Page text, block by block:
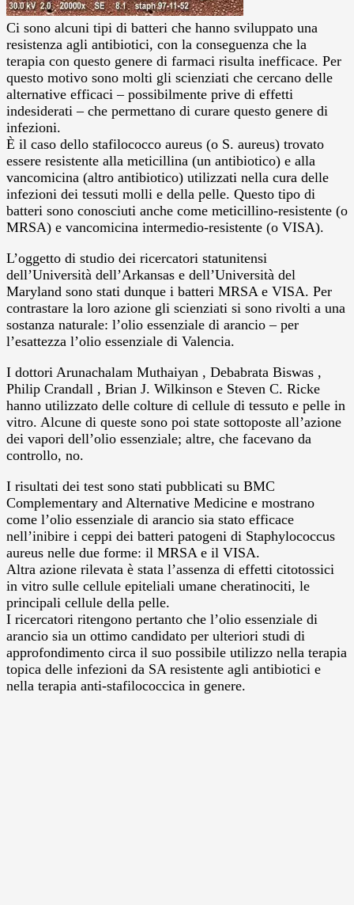
Ci sono alcuni tipi di batteri che hanno sviluppato una
resistenza agli antibiotici, con la conseguenza che la
terapia con questo genere di farmaci risulta inefficace. Per
questo motivo sono molti gli scienziati che cercano delle
alternative efficaci – possibilmente prive di effetti
indesiderati – che permettano di curare questo genere di
infezioni.
È il caso dello stafilococco aureus (o S. aureus) trovato
essere resistente alla meticillina (un antibiotico) e alla
vancomicina (altro antibiotico) utilizzati nella cura delle
infezioni dei tessuti molli e della pelle. Questo tipo di
batteri sono conosciuti anche come meticillino-resistente (o
MRSA) e vancomicina intermedio-resistente (o VISA).
L’oggetto di studio dei ricercatori statunitensi
dell’Università dell’Arkansas e dell’Università del
Maryland sono stati dunque i batteri MRSA e VISA. Per
contrastare la loro azione gli scienziati si sono rivolti a una
sostanza naturale: l’olio essenziale di arancio – per
l’esattezza l’olio essenziale di Valencia.
I dottori Arunachalam Muthaiyan , Debabrata Biswas ,
Philip Crandall , Brian J. Wilkinson e Steven C. Ricke
hanno utilizzato delle colture di cellule di tessuto e pelle in
vitro. Alcune di queste sono poi state sottoposte all’azione
dei vapori dell’olio essenziale; altre, che facevano da
controllo, no.
I risultati dei test sono stati pubblicati su BMC
Complementary and Alternative Medicine e mostrano
come l’olio essenziale di arancio sia stato efficace
nell’inibire i ceppi dei batteri patogeni di Staphylococcus
aureus nelle due forme: il MRSA e il VISA.
Altra azione rilevata è stata l’assenza di effetti citotossici
in vitro sulle cellule epiteliali umane cheratinociti, le
principali cellule della pelle.
I ricercatori ritengono pertanto che l’olio essenziale di
arancio sia un ottimo candidato per ulteriori studi di
approfondimento circa il suo possibile utilizzo nella terapia
topica delle infezioni da SA resistente agli antibiotici e
nella terapia anti-stafilococcica in genere.